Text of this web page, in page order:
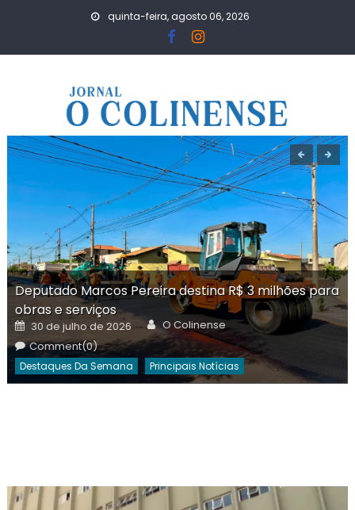
quinta-feira, agosto 06, 2026
Deputado Marcos Pereira destina R$ 3 milhões para
obras e serviços
Posted
on
30 de julho de 2026 Author
O Colinense
Comment(0)
Destaques Da Semana Principais Notícias